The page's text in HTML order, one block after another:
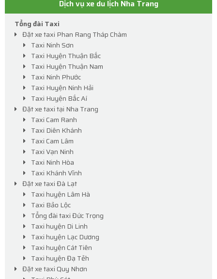
Dịch vụ xe du lịch Nha Trang
Tổng đài Taxi
Đặt xe taxi Phan Rang Tháp Chàm
Taxi Ninh Sơn
Taxi Huyện Thuận Bắc
Taxi Huyện Thuận Nam
Taxi Ninh Phước
Taxi Huyện Ninh Hải
Taxi Huyện Bắc Aí
Đặt xe taxi tại Nha Trang
Taxi Cam Ranh
Taxi Diên Khánh
Taxi Cam Lâm
Taxi Vạn Ninh
Taxi Ninh Hòa
Taxi Khánh Vĩnh
Đặt xe taxi Đà Lạt
Taxi huyện Lâm Hà
Taxi Bảo Lộc
Tổng đài taxi Đức Trọng
Taxi huyện Di Linh
Taxi huyện Lạc Dương
Taxi huyện Cát Tiên
Taxi huyện Đạ Tẻh
Đặt xe taxi Quy Nhơn